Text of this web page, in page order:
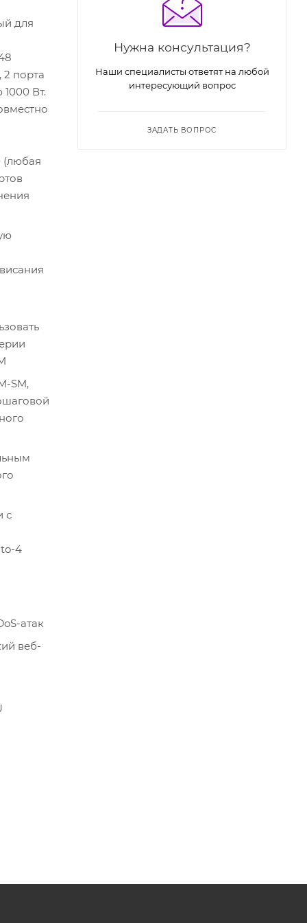
для
2 порта
Вт.
(любая
SM,
с
to-4
атак
веб-
Нужна консультация?
Наши специалисты ответят на любой
интересующий вопрос
ЗАДАТЬ ВОПРОС